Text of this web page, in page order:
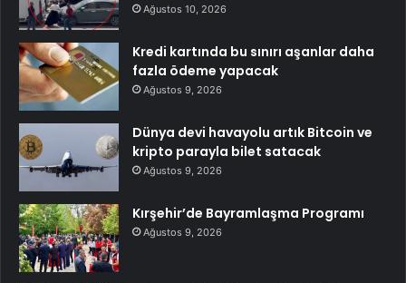
Ağustos 10, 2026
Kredi kartında bu sınırı aşanlar daha
fazla ödeme yapacak
Ağustos 9, 2026
Dünya devi havayolu artık Bitcoin ve
kripto parayla bilet satacak
Ağustos 9, 2026
Kırşehir’de Bayramlaşma Programı
Ağustos 9, 2026